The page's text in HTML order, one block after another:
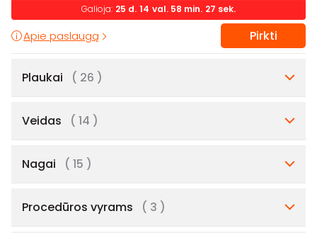
Galioja: 25 d. 14 val. 58 min. 26 sek.
Apie paslaugą Pirkti
Plaukai ( 26 )
Veidas ( 14 )
Nagai ( 15 )
Procedūros vyrams ( 3 )